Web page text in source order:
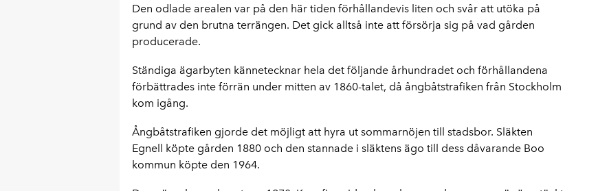
Den odlade arealen var på den här tiden förhållandevis liten och svår att utöka på
grund av den brutna terrängen. Det gick alltså inte att försörja sig på vad gården
producerade.
Ständiga ägarbyten kännetecknar hela det följande århundradet och förhållandena
förbättrades inte förrän under mitten av 1860-talet, då ångbåtstrafiken från Stockholm
kom igång.
Ångbåtstrafiken gjorde det möjligt att hyra ut sommarnöjen till stadsbor. Släkten
Egnell köpte gården 1880 och den stannade i släktens ägo till dess dåvarande Boo
kommun köpte den 1964.